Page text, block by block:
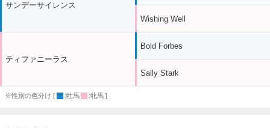
サンデーサイレンス
ティファニーラス
Wishing Well
Bold Forbes
Sally Stark
※性別の色分け [ :牡馬 :牝馬 ]